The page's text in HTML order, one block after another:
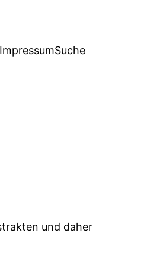
ImpressumSuche
und daher